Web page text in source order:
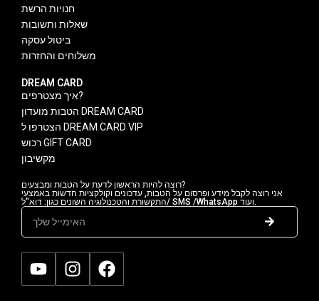
חנויות הרשת
שאלות ותשובות
ביטול עסקה
משלוחים והחזרות
DREAM CARD
איך מצטרפים?
הטבות מועדון DREAM CARD
הצטרפו ל DREAM CARD VIP
רכוש GIFT CARD
מקשיבון
רוצה להיות הראשון לדעת על הטבות ומבצעים?
אני רוצה לקבל מידע ופרסום על הטבות, עדכונים וקולקציות חדשות באמצעי
התקשורת והטכנולוגיה השונים כגון: דוא"ל/ SMS /WhatsApp ועוד.